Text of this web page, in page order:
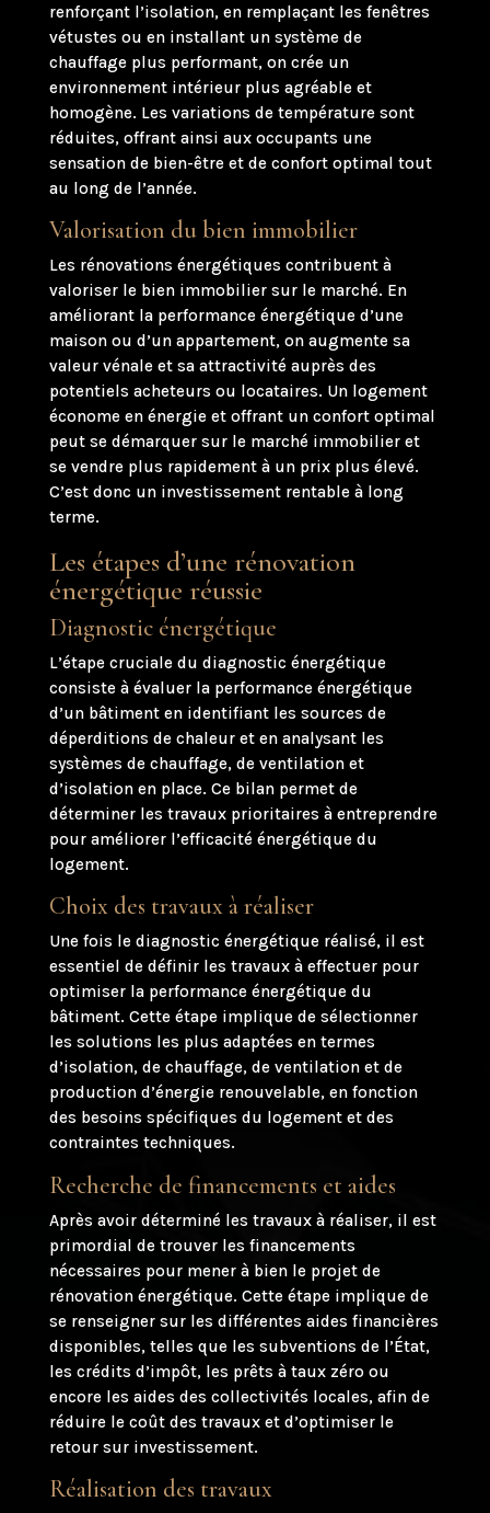
renforçant l’isolation, en remplaçant les fenêtres
vétustes ou en installant un système de
chauffage plus performant, on crée un
environnement intérieur plus agréable et
homogène. Les variations de température sont
réduites, offrant ainsi aux occupants une
sensation de bien-être et de confort optimal tout
au long de l’année.
Valorisation du bien immobilier
Les rénovations énergétiques contribuent à
valoriser le bien immobilier sur le marché. En
améliorant la performance énergétique d’une
maison ou d’un appartement, on augmente sa
valeur vénale et sa attractivité auprès des
potentiels acheteurs ou locataires. Un logement
économe en énergie et offrant un confort optimal
peut se démarquer sur le marché immobilier et
se vendre plus rapidement à un prix plus élevé.
C’est donc un investissement rentable à long
terme.
Les étapes d’une rénovation
énergétique réussie
Diagnostic énergétique
L’étape cruciale du diagnostic énergétique
consiste à évaluer la performance énergétique
d’un bâtiment en identifiant les sources de
déperditions de chaleur et en analysant les
systèmes de chauffage, de ventilation et
d’isolation en place. Ce bilan permet de
déterminer les travaux prioritaires à entreprendre
pour améliorer l’efficacité énergétique du
logement.
Choix des travaux à réaliser
Une fois le diagnostic énergétique réalisé, il est
essentiel de définir les travaux à effectuer pour
optimiser la performance énergétique du
bâtiment. Cette étape implique de sélectionner
les solutions les plus adaptées en termes
d’isolation, de chauffage, de ventilation et de
production d’énergie renouvelable, en fonction
des besoins spécifiques du logement et des
contraintes techniques.
Recherche de financements et aides
Après avoir déterminé les travaux à réaliser, il est
primordial de trouver les financements
nécessaires pour mener à bien le projet de
rénovation énergétique. Cette étape implique de
se renseigner sur les différentes aides financières
disponibles, telles que les subventions de l’État,
les crédits d’impôt, les prêts à taux zéro ou
encore les aides des collectivités locales, afin de
réduire le coût des travaux et d’optimiser le
retour sur investissement.
Réalisation des travaux